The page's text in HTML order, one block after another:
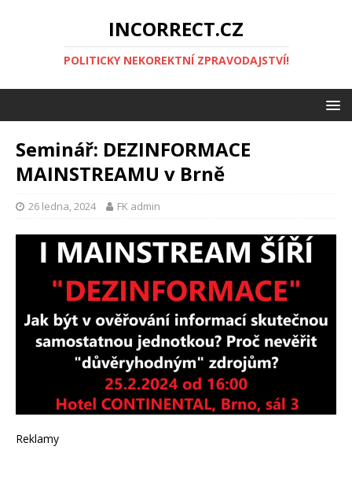
INCORRECT.CZ
POLITICKY NEKOREKTNÍ ZPRAVODAJSTVÍ!
Seminář: DEZINFORMACE
MAINSTREAMU v Brně
26 ledna, 2024 FK admin
Reklamy